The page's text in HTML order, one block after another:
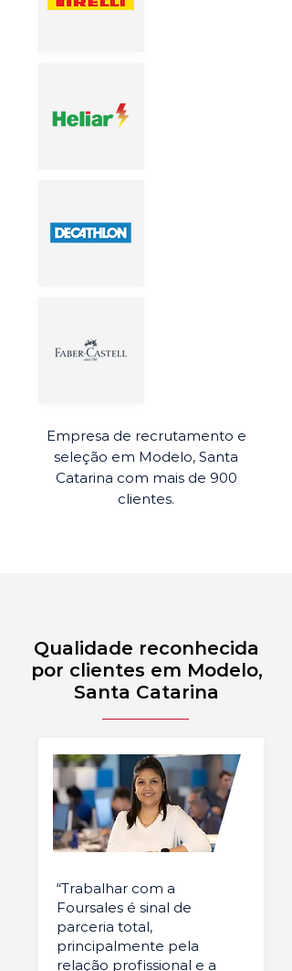
Empresa de recrutamento e
seleção em Modelo, Santa
Catarina com mais de 900
clientes.
Qualidade reconhecida
por clientes em Modelo,
Santa Catarina
“Trabalhar com a
Foursales é sinal de
parceria total,
principalmente pela
relação profissional e a